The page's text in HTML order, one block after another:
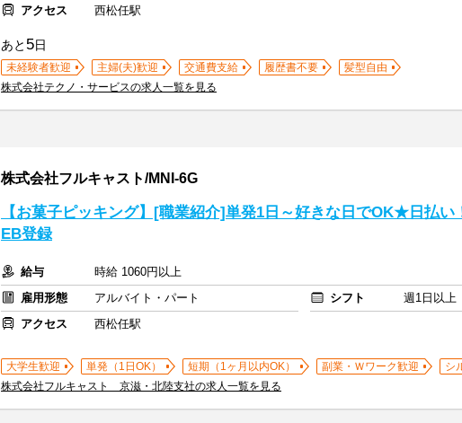
アクセス
西松任駅
あと 5日
未経験者歓迎 主婦(夫)歓迎 交通費支給 履歴書不要
髪型自由
株式会社テクノ・サービスの求人一覧を見る
株式会社フルキャスト/MNI-6G
【お菓子ピッキング】[職業紹介]単発1日～好きな日でOK★日払い
EB登録
給与
時給 1060円以上
雇用形態
アルバイト・パート シフト
週1日以上
アクセス
西松任駅
大学生歓迎 単発（1日OK） 短期（1ヶ月以内OK） 副業・Ｗワーク歓迎
シ
株式会社フルキャスト 京滋・北陸支社の求人一覧を見る